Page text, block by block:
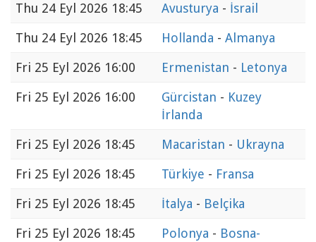
Thu 24 Eyl 2026 18:45 Avusturya - İsrail
Thu 24 Eyl 2026 18:45 Hollanda - Almanya
Fri 25 Eyl 2026 16:00 Ermenistan - Letonya
Fri 25 Eyl 2026 16:00 Gürcistan - Kuzey
İrlanda
Fri 25 Eyl 2026 18:45 Macaristan - Ukrayna
Fri 25 Eyl 2026 18:45 Türkiye - Fransa
Fri 25 Eyl 2026 18:45 İtalya - Belçika
Fri 25 Eyl 2026 18:45 Polonya - Bosna-